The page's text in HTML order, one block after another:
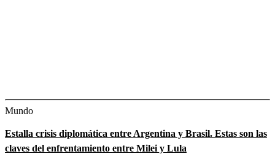
Mundo
Estalla crisis diplomática entre Argentina y Brasil. Estas son las
claves del enfrentamiento entre Milei y Lula